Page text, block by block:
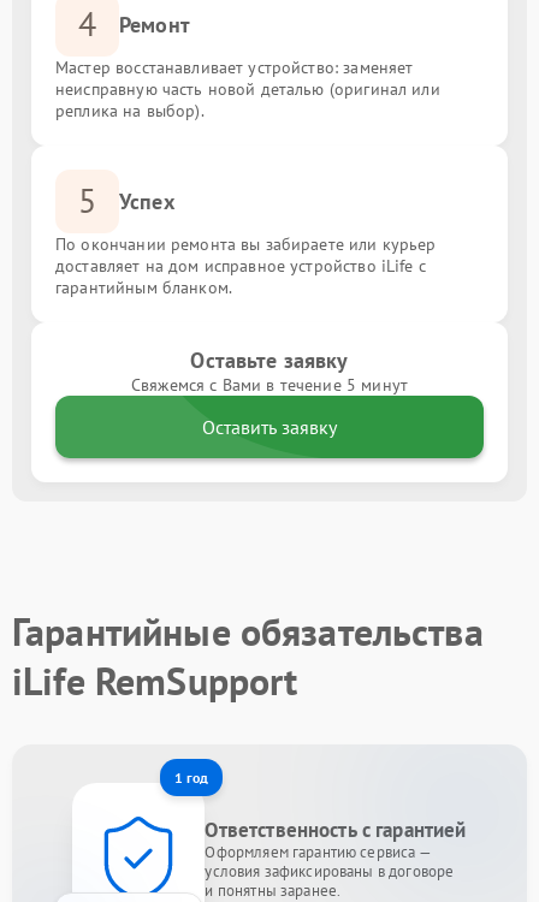
4 Ремонт
Мастер восстанавливает устройство: заменяет
неисправную часть новой деталью (оригинал или
реплика на выбор).
5 Успех
По окончании ремонта вы забираете или курьер
доставляет на дом исправное устройство iLife с
гарантийным бланком.
Оставьте заявку
Свяжемся с Вами в течение 5 минут
Оставить заявку
Гарантийные обязательства
iLife RemSupport
1 год
Ответственность с гарантией
Оформляем гарантию сервиса —
условия зафиксированы в договоре
и понятны заранее.